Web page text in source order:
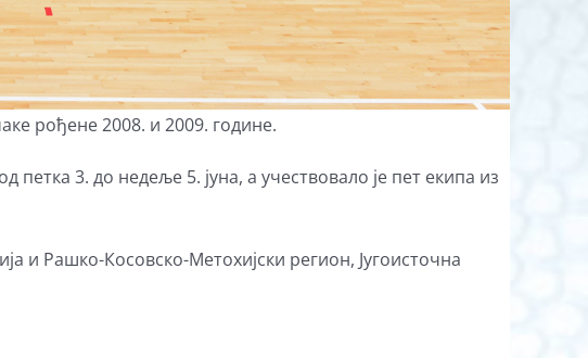
рођене 2008. и 2009. године.
3. до недеље 5. јуна, а учествовало је пет екипа из
и Рашко-Косовско-Метохијски регион, Југоисточна